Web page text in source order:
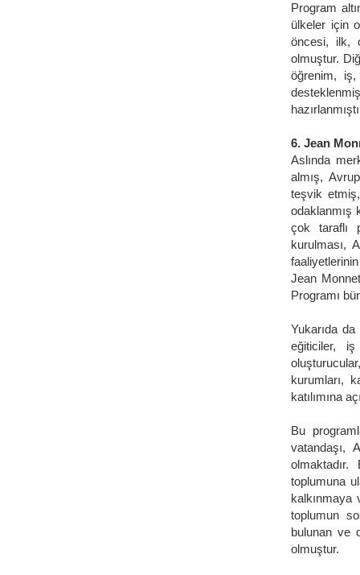
Program
ülkeler için
öncesi, ilk,
olmuştur.
öğrenim, iş,
6. Jean
Aslında
almış,
teşvik
odaklanmış
çok taraflı
kurulması,
Jean
Programı
Yukarıda
eğiticiler,
kurumları,
katılımına
Bu
vatandaşı,
toplumuna
kalkınmaya
toplumun
bulunan ve
olmuştur.